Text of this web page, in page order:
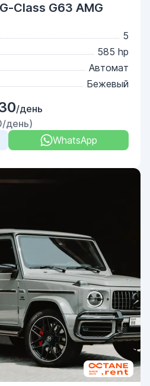
Class G63 AMG
5
585 hp
Автомат
Бежевый
/день
день)
WhatsApp